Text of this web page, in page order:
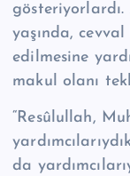
yaşında,
edilmesine
makul olanı
“Re­sû­lul­lah,
da